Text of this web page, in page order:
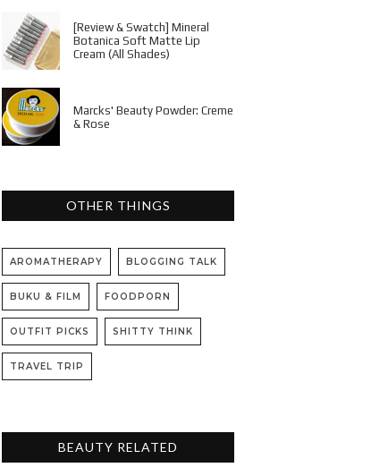
[Review & Swatch] Mineral
Botanica Soft Matte Lip
Cream (All Shades)
Marcks' Beauty Powder: Creme
& Rose
OTHER THINGS
AROMATHERAPY BLOGGING TALK
BUKU & FILM FOODPORN
OUTFIT PICKS SHITTY THINK
TRAVEL TRIP
BEAUTY RELATED